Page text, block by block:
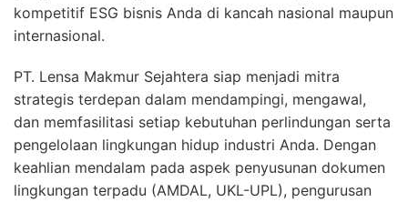
kompetitif ESG bisnis Anda di kancah nasional maupun
internasional.
PT. Lensa Makmur Sejahtera siap menjadi mitra
strategis terdepan dalam mendampingi, mengawal,
dan memfasilitasi setiap kebutuhan perlindungan serta
pengelolaan lingkungan hidup industri Anda. Dengan
keahlian mendalam pada aspek penyusunan dokumen
lingkungan terpadu (AMDAL, UKL-UPL), pengurusan